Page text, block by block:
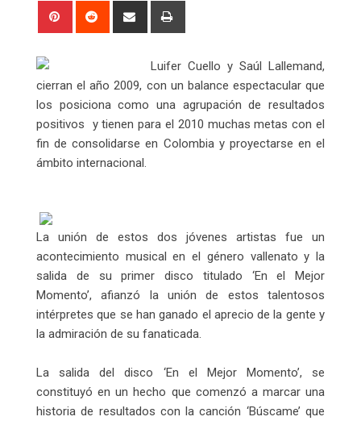
Pinterest Reddit
Share
Luifer Cuello y Saúl Lallemand,
cierran el año 2009, con un balance espectacular que
los posiciona como una agrupación de resultados
positivos y tienen para el 2010 muchas metas con el
fin de consolidarse en Colombia y proyectarse en el
ámbito internacional.
La unión de estos dos jóvenes artistas fue un
acontecimiento musical en el género vallenato y la
salida de su primer disco titulado ‘En el Mejor
Momento’, afianzó la unión de estos talentosos
intérpretes que se han ganado el aprecio de la gente y
la admiración de su fanaticada.
La salida del disco ‘En el Mejor Momento’, se
constituyó en un hecho que comenzó a marcar una
historia de resultados con la canción ‘Búscame’ que